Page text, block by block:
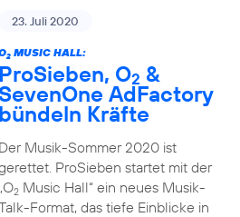
23. Juli 2020
2MUSIC HALL:
ProSieben, O2 &
AdFactory
bündeln Kräfte
Der Musik-Sommer 2020 ist
ProSieben startet mit der
„O2Music Hall“ ein neues Musik-
Format, das tiefe Einblicke in